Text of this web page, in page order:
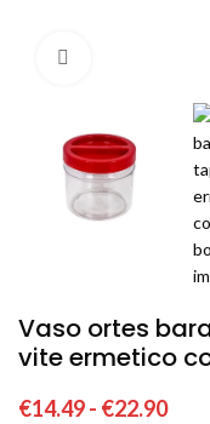
Vaso ortes
vite ermetico
€14.49- €22.90